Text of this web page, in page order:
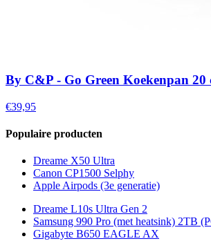
By C&P - Go Green Koekenpan 20
€39,95
Populaire producten
Dreame X50 Ultra
Canon CP1500 Selphy
Apple Airpods (3e generatie)
Dreame L10s Ultra Gen 2
Samsung 990 Pro (met heatsink) 2TB
Gigabyte B650 EAGLE AX